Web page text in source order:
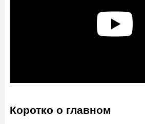
Коротко о главном